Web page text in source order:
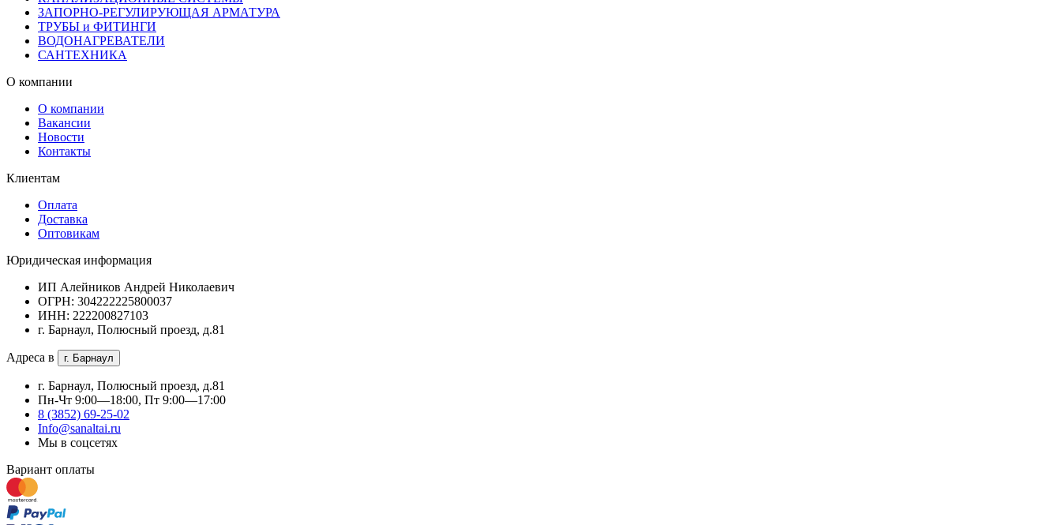
ЗАПОРНО-РЕГУЛИРУЮЩАЯ АРМАТУРА
ТРУБЫ и ФИТИНГИ
ВОДОНАГРЕВАТЕЛИ
САНТЕХНИКА
О компании
О компании
Вакансии
Новости
Контакты
Клиентам
Оплата
Доставка
Оптовикам
Юридическая информация
ИП Алейников Андрей Николаевич
ОГРН: 304222225800037
ИНН: 222200827103
г. Барнаул, Полюсный проезд, д.81
Адреса в г. Барнаул
г. Барнаул, Полюсный проезд, д.81
Пн-Чт 9:00—18:00, Пт 9:00—17:00
8 (3852) 69-25-02
Info@sanaltai.ru
Мы в соцсетях
Вариант оплаты